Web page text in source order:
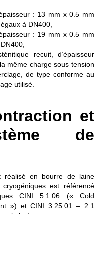
: 13 mm x 0.5 mm
à DN400,
: 19 mm x 0.5 mm
recuit, d’épaisseur
même charge sous tension
de type conforme au
utilisé.
et
de
réalisé en bourre de laine
est référencé
CINI 5.1.06 (« Cold
») et CINI 3.25.01 – 2.1